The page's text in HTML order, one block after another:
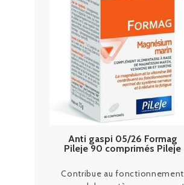
Anti gaspi 05/26 Formag
Pileje 90 comprimés Pileje
Contribue au fonctionnement